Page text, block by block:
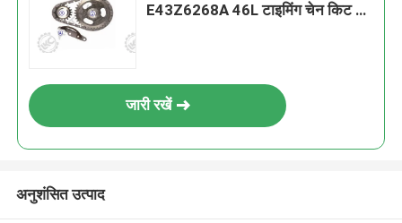
E43Z6268A 46L टाइमिंग चेन किट के
जारी रखें
अनुशंसित उत्पाद